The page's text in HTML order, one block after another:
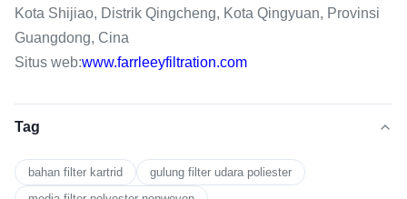
Kota Shijiao, Distrik Qingcheng, Kota Qingyuan, Provinsi
Guangdong, Cina
Situs web:www.farrleeyfiltration.com
Tag
bahan filter kartrid
gulung filter udara poliester